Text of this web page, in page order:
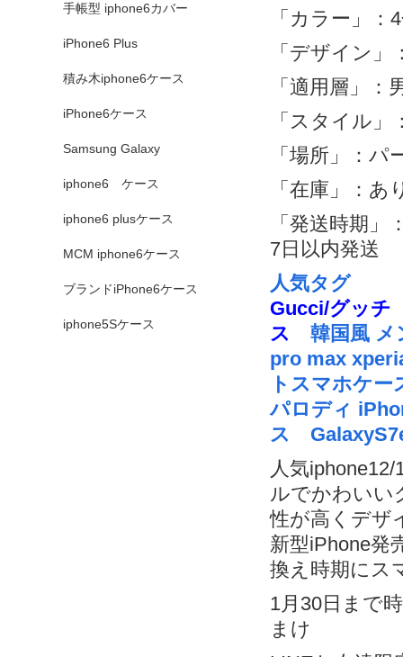
「カラー」：
「デザイン
「適用層」：
「スタイル
「場所」：
「在庫」：あ
「発送時期
7日以内発送
人気タグ
Gucci/グッチ
ス
韓国風 メ
pro max
トスマホケ
パロディ
ス
人気
ルでかわいい
性が高くデザ
新型iPhone発
換え時期にス
1月30日まで
まけ
手帳型 iphone6カバー
iPhone6 Plus
積み木iphone6ケース
iPhone6ケース
Samsung Galaxy
iphone6 ケース
iphone6 plusケース
MCM iphone6ケース
ブランドiPhone6ケース
iphone5Sケース